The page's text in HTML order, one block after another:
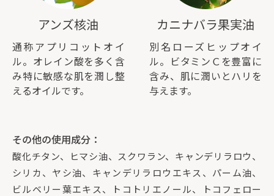
アンズ核油
通称アプリコットオイ
ル。オレイン酸を多く含
み特に敏感な肌を潤し整
えるオイルです。
カニナバラ果実油
別名ローズヒップオイ
ル。ビタミンＣを豊富に
含み、肌に潤いとハリを
与えます。
その他の使用成分：
酸化チタン、ヒマシ油、スクワラン、キャンデリラロウ、
シリカ、ヤシ油、キャンデリラロウエキス、パーム油、
ビルベリー葉エキス、トコトリエノール、トコフェロー